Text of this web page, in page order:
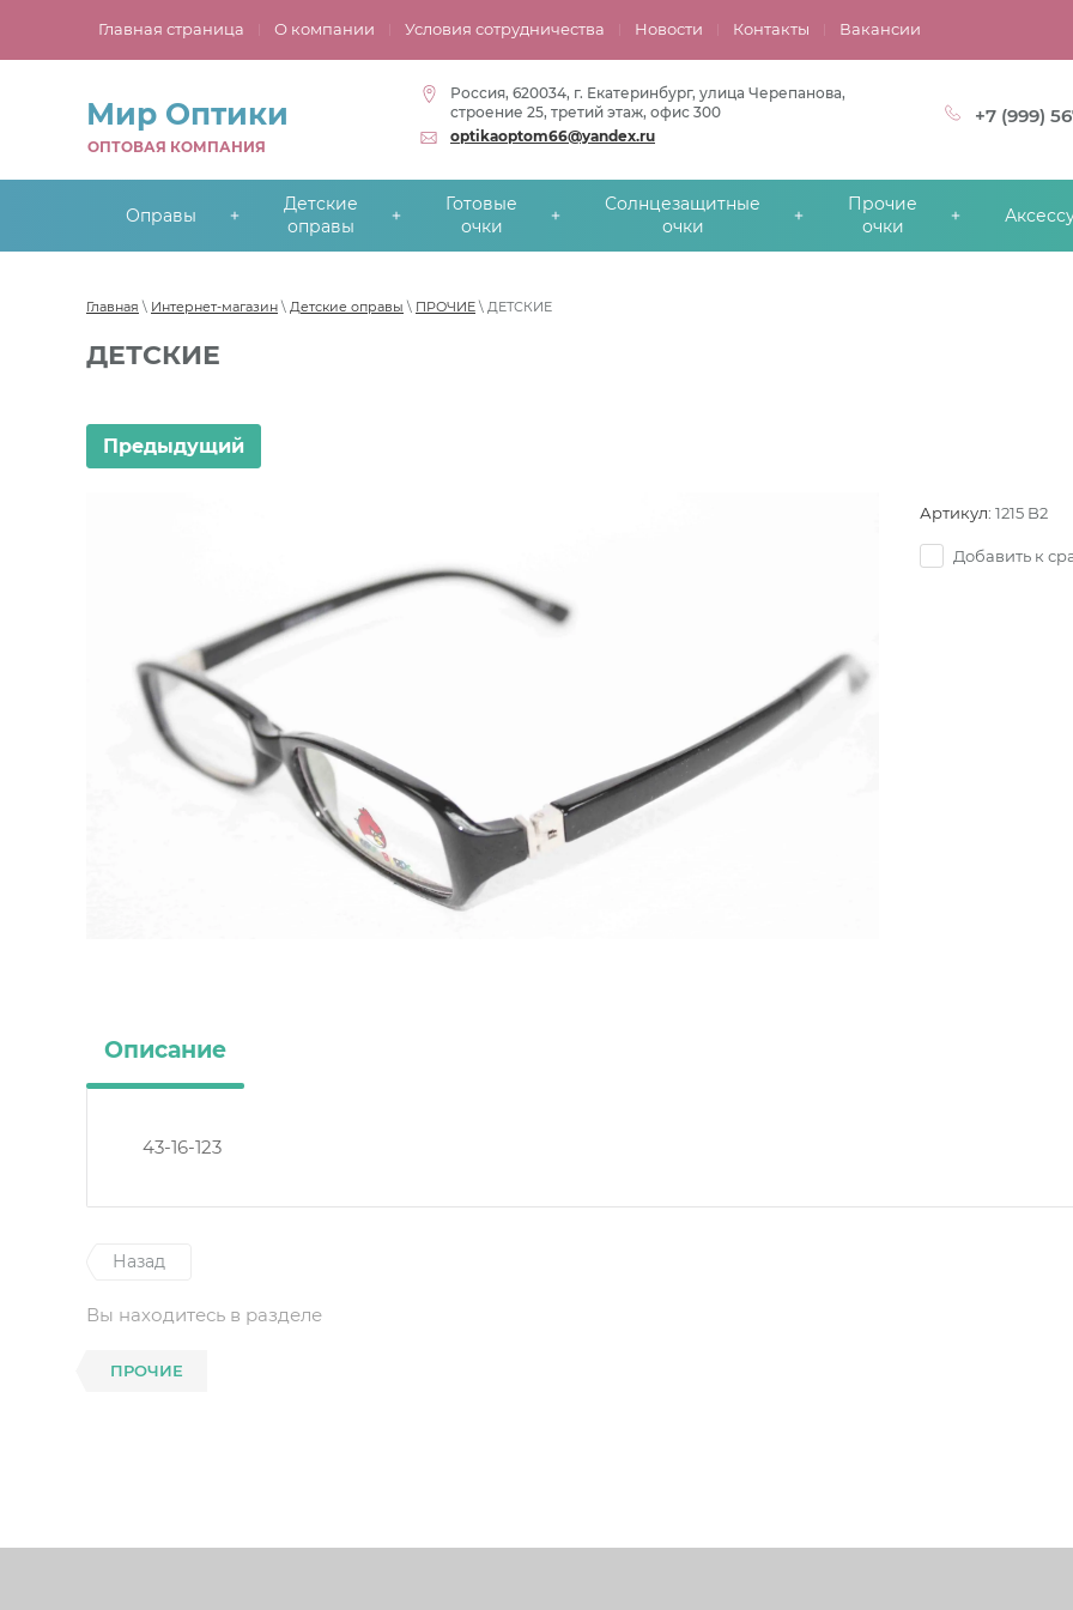
Главная страница О компании Условия сотрудничества Новости Контакты Вакансии
Мир Оптики
ОПТОВАЯ КОМПАНИЯ
Россия, 620034, г. Екатеринбург, улица Черепанова,
строение 25, третий этаж, офис 300
optikaoptom66@yandex.ru
+7 (999)
Оправы
Детские
оправы
Готовые
очки
Солнцезащитные
очки
Прочие
очки
Главная \ Интернет-магазин \ Детские оправы \ ПРОЧИЕ \ ДЕТСКИЕ
ДЕТСКИЕ
Предыдущий
Артикул: 1215 B2
Добавить к
Описание
43-16-123
Назад
Вы находитесь в разделе
ПРОЧИЕ